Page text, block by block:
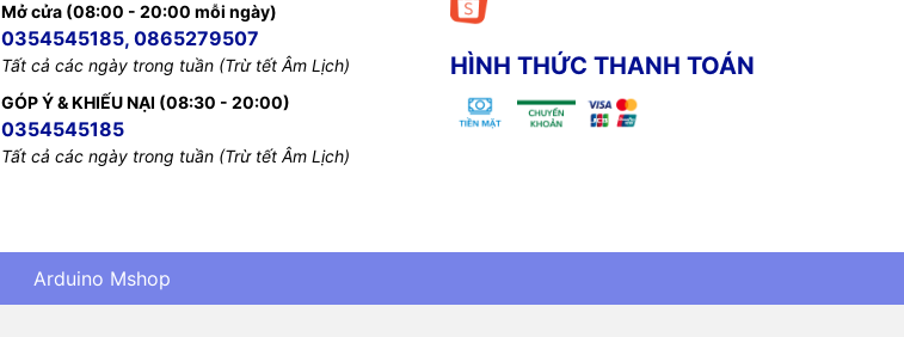
Mở cửa (08:00 - 20:00 mỗi ngày)
0354545185, 0865279507
Tất cả các ngày trong tuần (Trừ tết Âm Lịch)
GÓP Ý & KHIẾU NẠI (08:30 - 20:00)
0354545185
Tất cả các ngày trong tuần (Trừ tết Âm Lịch)
HÌNH THỨC THANH TOÁN
Arduino Mshop